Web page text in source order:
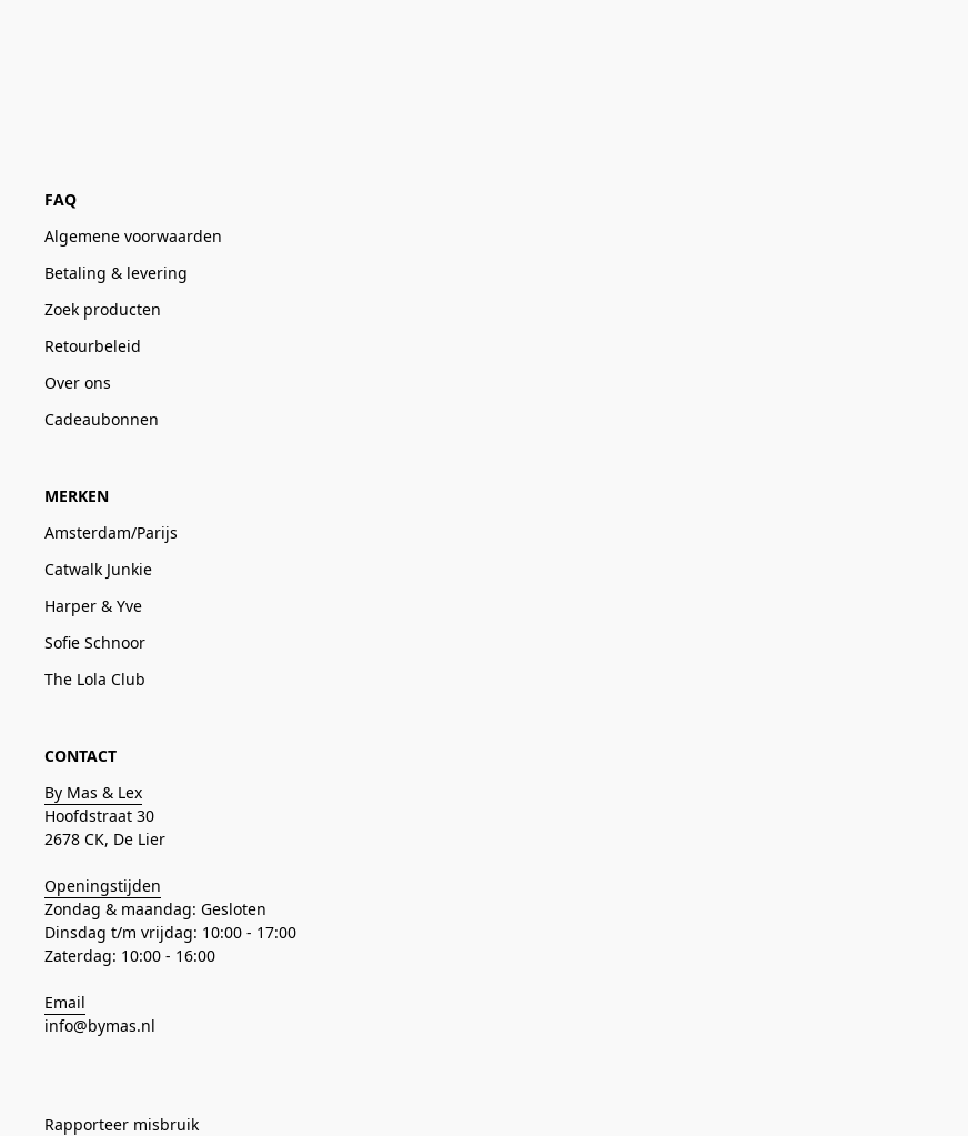
FAQ
Algemene voorwaarden
Betaling & levering
Zoek producten
Retourbeleid
Over ons
Cadeaubonnen
MERKEN
Amsterdam/Parijs
Catwalk Junkie
Harper & Yve
Sofie Schnoor
The Lola Club
CONTACT
By Mas & Lex
Hoofdstraat 30
2678 CK, De Lier
Openingstijden
Zondag & maandag: Gesloten
Dinsdag t/m vrijdag: 10:00 - 17:00
Zaterdag: 10:00 - 16:00
Email
info@bymas.nl
Rapporteer misbruik